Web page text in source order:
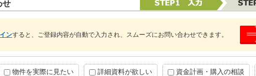
せ
ンすると、ご登録内容が自動で入力され、スムーズにお問い合わせできます。
物件を実際に見たい 詳細資料が欲しい 資金計画・購入の相談